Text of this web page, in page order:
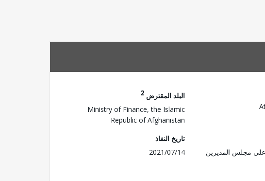
البلد المقترض 2
Ministry of Finance, the Islamic
Republic of Afghanistan
مجلس المديرين
تاريخ النفاذ
2021/07/14